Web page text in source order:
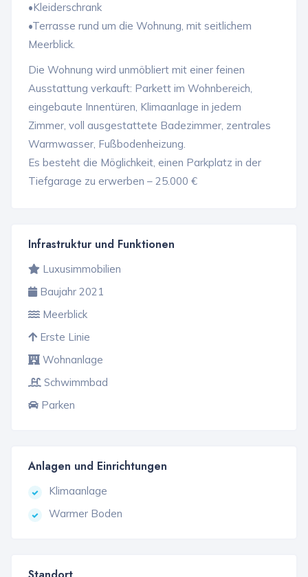
•Kleiderschrank
•Terrasse rund um die Wohnung, mit seitlichem
Meerblick.
Die Wohnung wird unmöbliert mit einer feinen
Ausstattung verkauft: Parkett im Wohnbereich,
eingebaute Innentüren, Klimaanlage in jedem
Zimmer, voll ausgestattete Badezimmer, zentrales
Warmwasser, Fußbodenheizung.
Es besteht die Möglichkeit, einen Parkplatz in der
Tiefgarage zu erwerben – 25.000 €
Infrastruktur und Funktionen
Luxusimmobilien
Baujahr 2021
Meerblick
Erste Linie
Wohnanlage
Schwimmbad
Parken
Anlagen und Einrichtungen
Klimaanlage
Warmer Boden